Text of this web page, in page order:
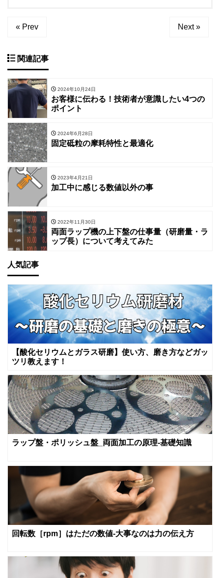
« Prev Next »
関連記事
2024年10月24日
お客様に伝わる！技術者が意識したい4つの
ポイント
2024年6月28日
固定砥粒の摩耗特性と最適化
2023年4月21日
加工中に感じる数値以外の事
2022年11月30日
両面ラップ機の上下盤の仕事量（研磨量・ラ
ップ長）について考えてみた
人気記事
【酸化セリウムとガラス研磨】使い方、磨き方などガッ
ツリ教えます！
ラップ盤・ポリッシュ盤_両面加工の原理-基礎知識
回転数［rpm］はただの数値‐大事なのは力の伝え方